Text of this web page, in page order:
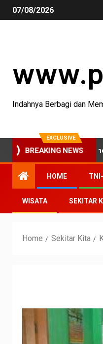
07/08/2026
Indahnya Berbagi dan
EXCLUSIVE
BREAKING NEWS
Garut-Sumedang,
HOME
WISATA SEKITAR
Home Sekitar Kita